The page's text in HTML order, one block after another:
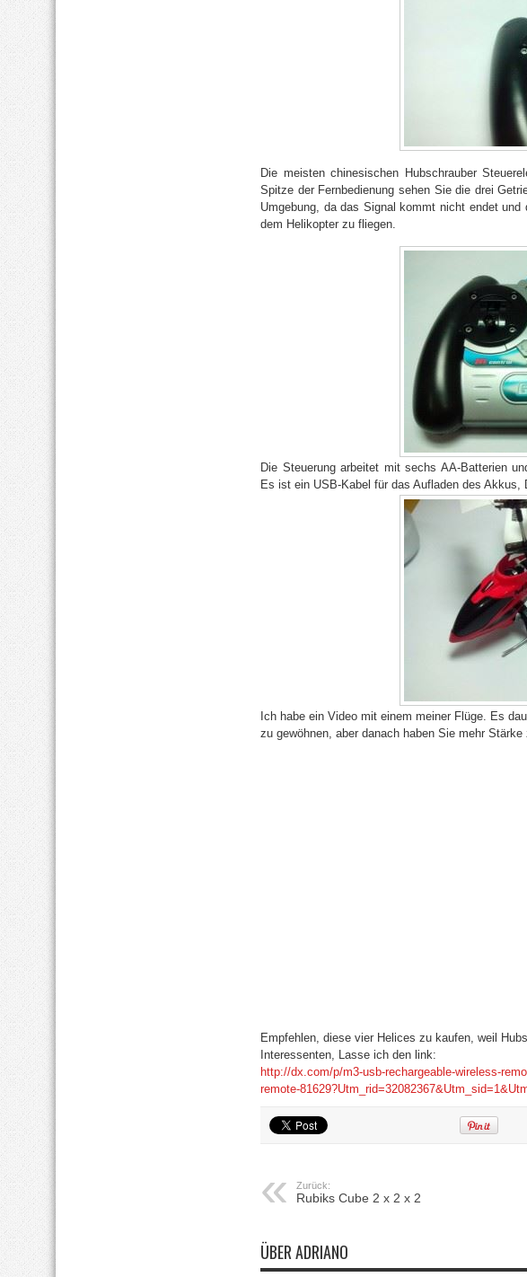
Die meisten chinesischen Hubschrauber
Spitze der Fernbedienung sehen Sie die drei
Umgebung, da das Signal kommt nicht endet
dem Helikopter zu fliegen.
Die Steuerung arbeitet mit sechs AA-Batterien
Es ist ein USB-Kabel für das Aufladen des
Ich habe ein Video mit einem meiner Flüge. Es
zu gewöhnen, aber danach haben Sie mehr
Empfehlen, diese vier Helices zu kaufen, weil
Interessenten, Lasse ich den link:
http://dx.com/p/m3-usb-rechargeable-wireless-
remote-
Zurück:
Rubiks Cube 2 x 2 x 2
ÜBER ADRIANO